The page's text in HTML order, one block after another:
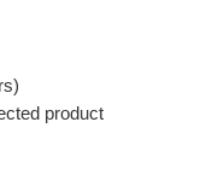
product